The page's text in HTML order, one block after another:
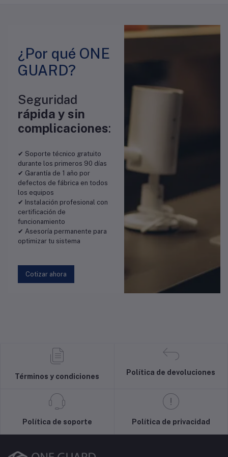
¿Por qué ONE
GUARD?
Seguridad
rápida y sin
complicaciones:
✔ Soporte técnico gratuito
durante los primeros 90 días
✔ Garantía de 1 año por
defectos de fábrica en todos
los equipos
✔ Instalación profesional con
certificación de
funcionamiento
✔ Asesoría permanente para
optimizar tu sistema
Cotizar ahora
Términos y condiciones
Política de devoluciones
Política de soporte Política de privacidad